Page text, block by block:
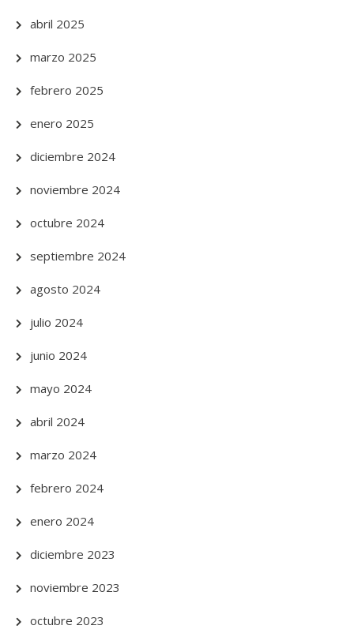
abril 2025
marzo 2025
febrero 2025
enero 2025
diciembre 2024
noviembre 2024
octubre 2024
septiembre 2024
agosto 2024
julio 2024
junio 2024
mayo 2024
abril 2024
marzo 2024
febrero 2024
enero 2024
diciembre 2023
noviembre 2023
octubre 2023